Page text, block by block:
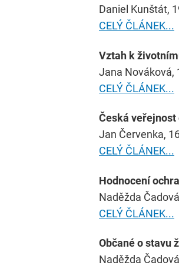
Daniel Kunštát,
CELÝ ČLÁNEK...
Vztah k
Jana Nováková,
CELÝ ČLÁNEK...
Česká
Jan Červenka,
CELÝ ČLÁNEK...
Hodnocení
Naděžda
CELÝ ČLÁNEK...
Občané o stavu
Naděžda